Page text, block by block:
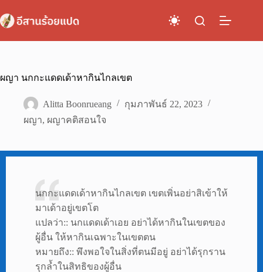
to
content
ผญา นกกะแดดเด้าหากินไกลเขต
Alitta Boonrueang
กุมภาพันธ์ 22, 2023
ผญา, ผญาคติสอนใจ
นกกะแดดเด้าหากินไกลเขต เขตเพิ่นอย่าสิเข้าให้
มาเด้าอยู่เขตโต
แปลว่า:: นกแดดเด้าเอย อย่าได้หากินในเขตของ
ผู้อื่น ให้หากินเฉพาะในเขตตน
หมายถึง:: พึงพอใจในสิ่งที่ตนมีอยู่ อย่าได้รุกราน
รุกล้ำในสิทธิของผู้อื่น